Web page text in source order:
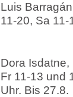
Luis
11-20, Sa
Dora Isdatne,
Fr 11-13 und
Uhr. Bis 27.8.